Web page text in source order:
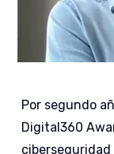
Por segundo
Digital360